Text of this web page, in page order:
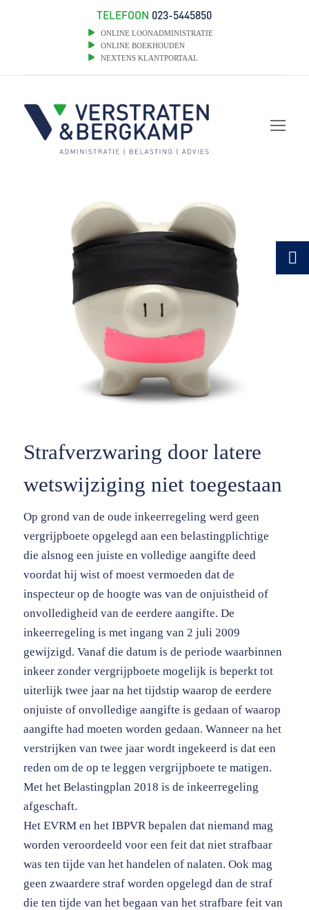
TELEFOON 023-5445850
ONLINE LOONADMINISTRATIE
ONLINE BOEKHOUDEN
NEXTENS KLANTPORTAAL
Strafverzwaring door latere
wetswijziging niet toegestaan
Op grond van de oude inkeerregeling werd geen
vergrijpboete opgelegd aan een belastingplichtige
die alsnog een juiste en volledige aangifte deed
voordat hij wist of moest vermoeden dat de
inspecteur op de hoogte was van de onjuistheid of
onvolledigheid van de eerdere aangifte. De
inkeerregeling is met ingang van 2 juli 2009
gewijzigd. Vanaf die datum is de periode waarbinnen
inkeer zonder vergrijpboete mogelijk is beperkt tot
uiterlijk twee jaar na het tijdstip waarop de eerdere
onjuiste of onvolledige aangifte is gedaan of waarop
aangifte had moeten worden gedaan. Wanneer na het
verstrijken van twee jaar wordt ingekeerd is dat een
reden om de op te leggen vergrijpboete te matigen.
Met het Belastingplan 2018 is de inkeerregeling
afgeschaft.
Het EVRM en het IBPVR bepalen dat niemand mag
worden veroordeeld voor een feit dat niet strafbaar
was ten tijde van het handelen of nalaten. Ook mag
geen zwaardere straf worden opgelegd dan de straf
die ten tijde van het begaan van het strafbare feit van